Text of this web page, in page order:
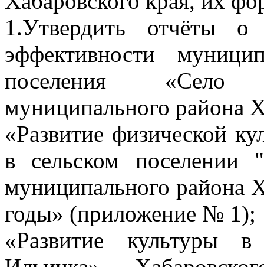
1.Утвердить отчёты
эффективности
поселения «Село
муниципального района
«Развитие физической
в сельском поселении
муниципального района
годы» (приложение № 1);
«Развитие культуры